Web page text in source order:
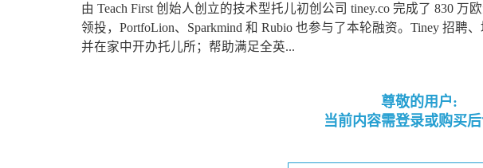
由 Teach First 创始人创立的技术型托儿初创公司 tiney.co 完成了 830 万
领投，PortfoLion、Sparkmind 和 Rubio 也参与了本轮融资。Tiney 招聘
并在家中开办托儿所；帮助满足全英...
尊敬的用户:
当前内容需登录或购买